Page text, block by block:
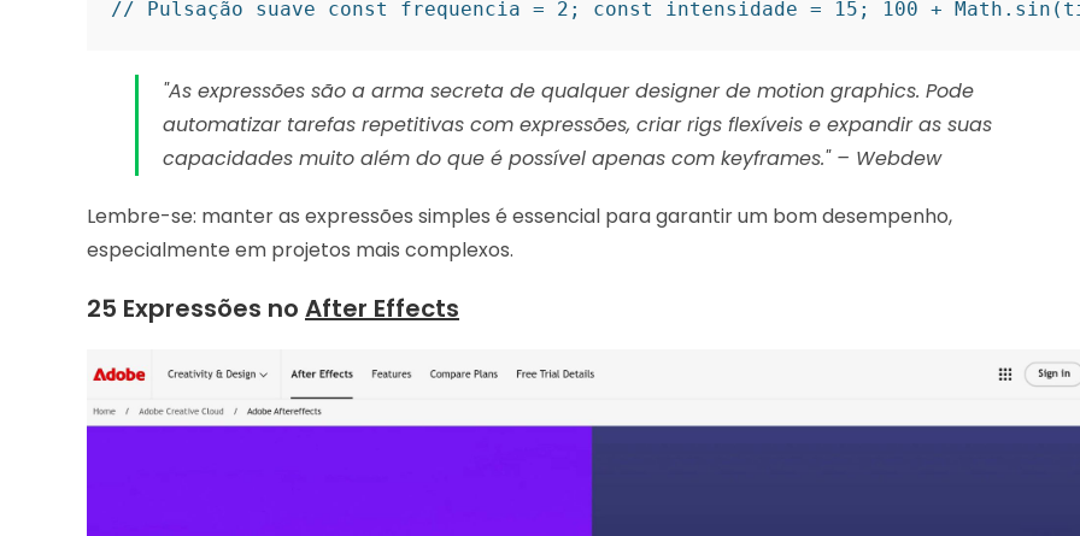
// Pulsação suave const frequencia = 2; const intensidade = 15; 100 +
"As expressões são a arma secreta de qualquer designer de motion graphics. Pode
automatizar tarefas repetitivas com expressões, criar rigs flexíveis e expandir as suas
capacidades muito além do que é possível apenas com keyframes." – Webdew
Lembre-se: manter as expressões simples é essencial para garantir um bom desempenho,
especialmente em projetos mais complexos.
25 Expressões no After Effects